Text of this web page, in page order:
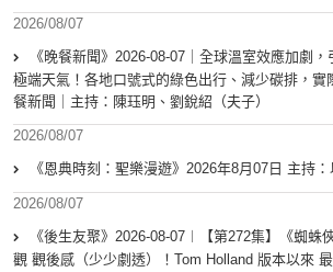
2026/08/07
《晚餐新聞》2026-08-07｜全球溫室效應加劇
極端天氣！各地口號式的綠色出行、減少碳排，實
餐新聞｜主持：陳珏明、劉銳紹（夫子）
2026/08/07
《恩典時刻：聖樂漫遊》2026年8月07日 主持
2026/08/07
《後生友聚》2026-08-07︱【第272集】《蜘蛛
觀 觀後感（少少劇透）！Tom Holland 版本以來